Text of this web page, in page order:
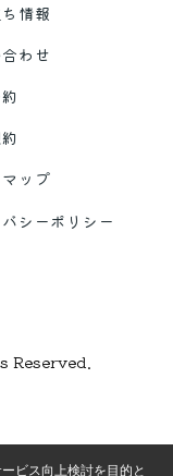
情報
わせ
ップ
シーポリシー
Reserved.
ビス向上検討を目的と